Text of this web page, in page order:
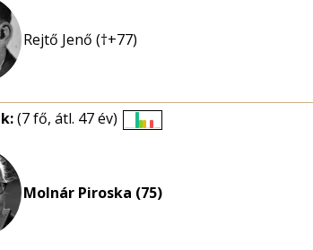
Rejtő Jenő (†+77)
(7 fő, átl. 47 év)
Molnár Piroska (75)